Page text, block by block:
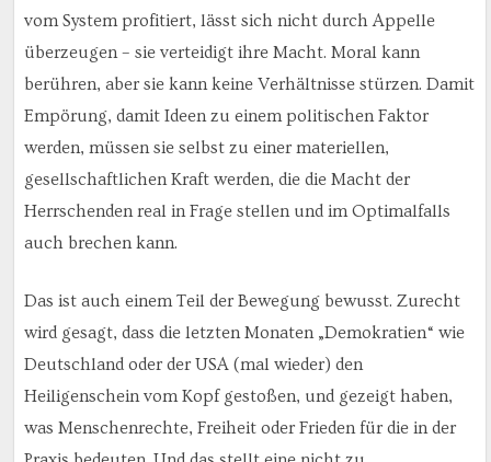
vom System profitiert, lässt sich nicht durch Appelle
überzeugen – sie verteidigt ihre Macht. Moral kann
berühren, aber sie kann keine Verhältnisse stürzen. Damit
Empörung, damit Ideen zu einem politischen Faktor
werden, müssen sie selbst zu einer materiellen,
gesellschaftlichen Kraft werden, die die Macht der
Herrschenden real in Frage stellen und im Optimalfalls
auch brechen kann.
Das ist auch einem Teil der Bewegung bewusst. Zurecht
wird gesagt, dass die letzten Monaten „Demokratien“ wie
Deutschland oder der USA (mal wieder) den
Heiligenschein vom Kopf gestoßen, und gezeigt haben,
was Menschenrechte, Freiheit oder Frieden für die in der